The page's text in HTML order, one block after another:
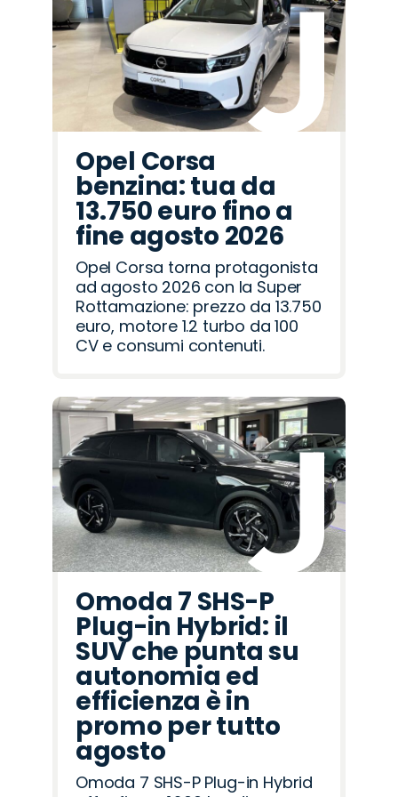
Rover
Romeo
Opel Corsa
benzina: tua da
13.750 euro fino a
fine agosto 2026
Opel Corsa torna protagonista
ad agosto 2026 con la Super
Rottamazione: prezzo da 13.750
euro, motore 1.2 turbo da 100
CV e consumi contenuti.
Omoda 7 SHS-P
Plug-in Hybrid: il
SUV che punta su
autonomia ed
efficienza è in
promo per tutto
agosto
Omoda 7 SHS-P Plug-in Hybrid